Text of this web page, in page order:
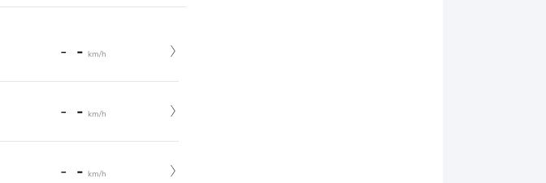
- - km/h
- - km/h
- - km/h